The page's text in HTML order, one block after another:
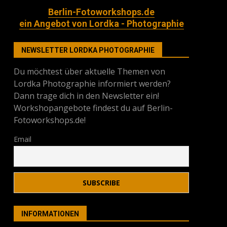
Berlin-Fotoworkshops.de
ein Angebot von Lordka - Photographie
NEWSLETTER LORDKA PHOTOGRAPHIE
Du möchtest über aktuelle Themen von
Lordka Photographie informiert werden?
Dann trage dich in den Newsletter ein!
Workshopangebote findest du auf Berlin-
Fotoworkshops.de!
Email
INFORMATIONEN